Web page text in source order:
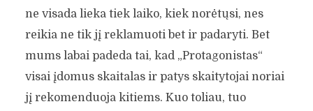
ne visada lieka tiek laiko, kiek norėtųsi, nes
reikia ne tik jį reklamuoti bet ir padaryti. Bet
mums labai padeda tai, kad „Protagonistas“
visai įdomus skaitalas ir patys skaitytojai noriai
jį rekomenduoja kitiems. Kuo toliau, tuo